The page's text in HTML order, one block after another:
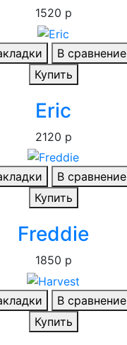
1520 р
В сравнение
Купить
Eric
2120 р
В сравнение
Купить
Freddie
1850 р
В сравнение
Купить